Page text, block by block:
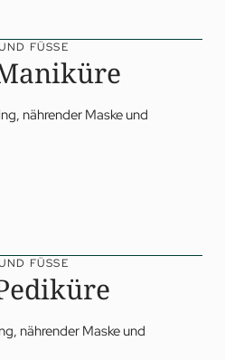
FÜSSE
nährender Maske und
FÜSSE
nährender Maske und